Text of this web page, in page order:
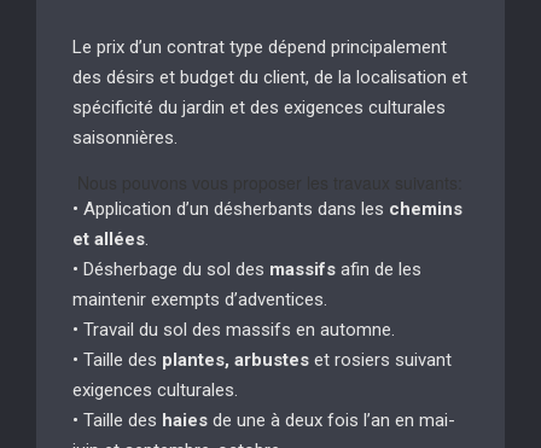
Le prix d’un contrat type dépend principalement
des désirs et budget du client, de la localisation et
spécificité du jardin et des exigences culturales
saisonnières.
• Application d’un désherbants dans les chemins
et allées
• Désherbage du sol des massifs afin de les
maintenir exempts d’adventices.
• Travail du sol des massifs en automne.
• Taille des plantes, arbustes et rosiers suivant
exigences culturales.
• Taille des haies de une à deux fois l’an en mai-